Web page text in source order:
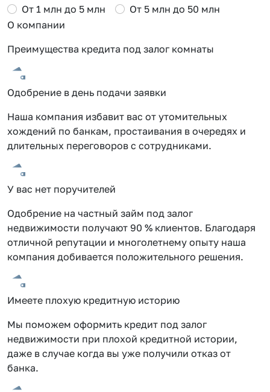
От 1 млн до 5 млн
От 5 млн до 50 млн
О компании
Преимущества кредита под залог комнаты
Одобрение в день подачи заявки
Наша компания избавит вас от утомительных
хождений по банкам, простаивания в очередях и
длительных переговоров с сотрудниками.
У вас нет поручителей
Одобрение на частный займ под залог
недвижимости получают 90 % клиентов. Благодаря
отличной репутации и многолетнему опыту наша
компания добивается положительного решения.
Имеете плохую кредитную историю
Мы поможем оформить кредит под залог
недвижимости при плохой кредитной истории,
даже в случае когда вы уже получили отказ от
банка.